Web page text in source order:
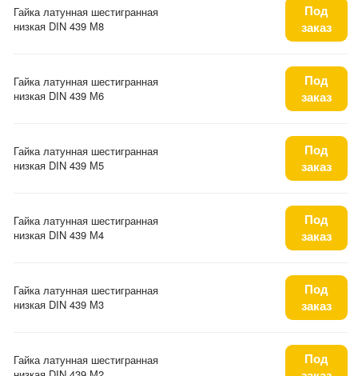
Гайка латунная шестигранная
низкая DIN 439 М8
Под
заказ
Гайка латунная шестигранная
низкая DIN 439 М6
Под
заказ
Гайка латунная шестигранная
низкая DIN 439 М5
Под
заказ
Гайка латунная шестигранная
низкая DIN 439 М4
Под
заказ
Гайка латунная шестигранная
низкая DIN 439 М3
Под
заказ
Гайка латунная шестигранная
Под